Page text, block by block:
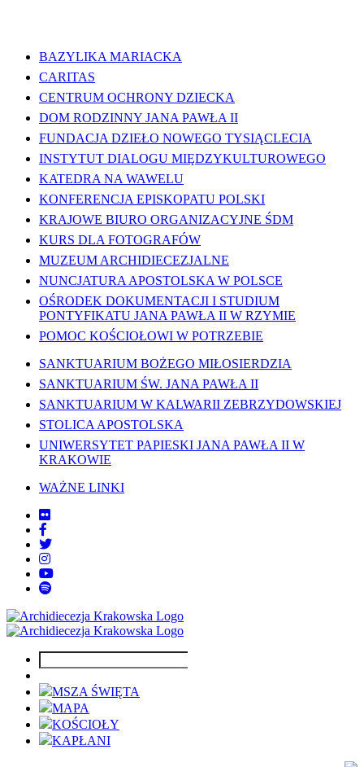
BAZYLIKA MARIACKA
CARITAS
CENTRUM OCHRONY DZIECKA
DOM RODZINNY JANA PAWŁA II
FUNDACJA DZIEŁO NOWEGO TYSIĄCLECIA
INSTYTUT DIALOGU MIĘDZYKULTUROWEGO
KATEDRA NA WAWELU
KONFERENCJA EPISKOPATU POLSKI
KRAJOWE BIURO ORGANIZACYJNE ŚDM
KURS DLA FOTOGRAFÓW
MUZEUM ARCHIDIECEZJALNE
NUNCJATURA APOSTOLSKA W POLSCE
OŚRODEK DOKUMENTACJI I STUDIUM
PONTYFIKATU JANA PAWŁA II W RZYMIE
POMOC KOŚCIOŁOWI W POTRZEBIE
SANKTUARIUM BOŻEGO MIŁOSIERDZIA
SANKTUARIUM ŚW. JANA PAWŁA II
SANKTUARIUM W KALWARII ZEBRZYDOWSKIEJ
STOLICA APOSTOLSKA
UNIWERSYTET PAPIESKI JANA PAWŁA II W
KRAKOWIE
WAŻNE LINKI
MSZA ŚWIĘTA
MAPA
KOŚCIOŁY
KAPŁANI